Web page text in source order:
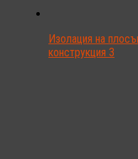
Изолация на
конструкция 3